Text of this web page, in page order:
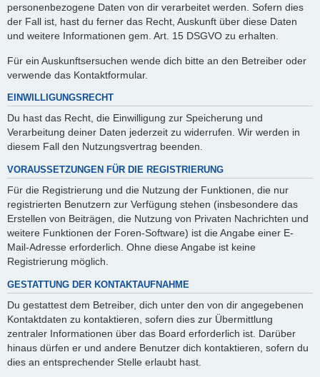
personenbezogene Daten von dir verarbeitet werden. Sofern dies
der Fall ist, hast du ferner das Recht, Auskunft über diese Daten
und weitere Informationen gem. Art. 15 DSGVO zu erhalten.
Für ein Auskunftsersuchen wende dich bitte an den Betreiber oder
verwende das Kontaktformular.
EINWILLIGUNGSRECHT
Du hast das Recht, die Einwilligung zur Speicherung und
Verarbeitung deiner Daten jederzeit zu widerrufen. Wir werden in
diesem Fall den Nutzungsvertrag beenden.
VORAUSSETZUNGEN FÜR DIE REGISTRIERUNG
Für die Registrierung und die Nutzung der Funktionen, die nur
registrierten Benutzern zur Verfügung stehen (insbesondere das
Erstellen von Beiträgen, die Nutzung von Privaten Nachrichten und
weitere Funktionen der Foren-Software) ist die Angabe einer E-
Mail-Adresse erforderlich. Ohne diese Angabe ist keine
Registrierung möglich.
GESTATTUNG DER KONTAKTAUFNAHME
Du gestattest dem Betreiber, dich unter den von dir angegebenen
Kontaktdaten zu kontaktieren, sofern dies zur Übermittlung
zentraler Informationen über das Board erforderlich ist. Darüber
hinaus dürfen er und andere Benutzer dich kontaktieren, sofern du
dies an entsprechender Stelle erlaubt hast.